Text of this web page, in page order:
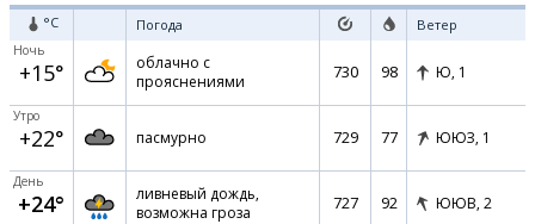
°C Погода Ветер
Ночь
+15°
облачно с
прояснениями
730 98 Ю, 1
Утро
+22° пасмурно 729 77 ЮЮЗ, 1
День
+24°
ливневый дождь,
возможна гроза
727 92 ЮЮВ, 2